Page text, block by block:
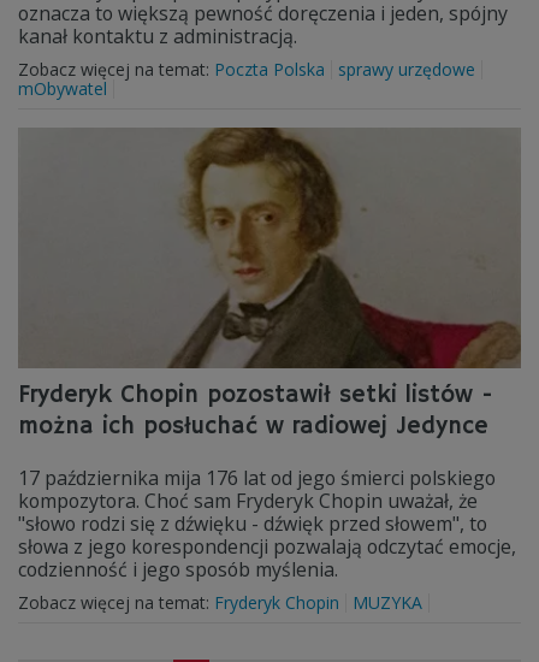
oznacza to większą pewność doręczenia i jeden, spójny
kanał kontaktu z administracją.
Zobacz więcej na temat: Poczta Polska
sprawy urzędowe
mObywatel
Fryderyk Chopin pozostawił setki listów -
można ich posłuchać w radiowej Jedynce
17 października mija 176 lat od jego śmierci polskiego
kompozytora. Choć sam Fryderyk Chopin uważał, że
"słowo rodzi się z dźwięku - dźwięk przed słowem", to
słowa z jego korespondencji pozwalają odczytać emocje,
codzienność i jego sposób myślenia.
Zobacz więcej na temat: Fryderyk Chopin MUZYKA